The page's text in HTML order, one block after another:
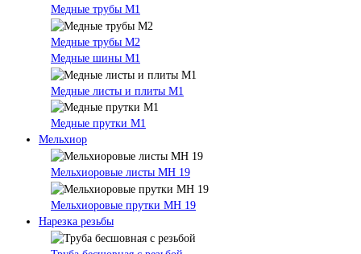
Медные трубы М1
Медные трубы М2
Медные шины М1
Медные листы и плиты М1
Медные прутки М1
Мельхиор
Мельхиоровые листы МН 19
Мельхиоровые прутки МН 19
Нарезка резьбы